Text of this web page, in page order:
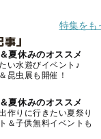
特集をも
」
夏休みのオススメ
い水遊びイベント♪
昆虫展も開催！
夏休みのオススメ
作りに行きたい夏祭り
＆子供無料イベントも